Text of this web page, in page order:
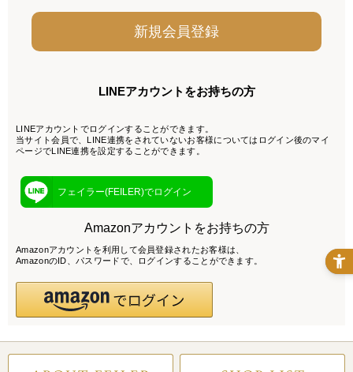
LINEアカウントをお持ちの方
LINEアカウントでログインすることができます。
当サイト会員で、LINE連携をされていないお客様についてはログイン後のマイ
ページでLINE連携を設定することができます。
フェイラー(FEILER)でログイン
Amazonアカウントをお持ちの方
Amazonアカウントを利用して会員登録されたお客様は、
AmazonのID、パスワードで、ログインすることができます。